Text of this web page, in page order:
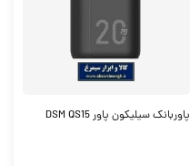
پاوربانک سیلیکون پاور DSM QS15